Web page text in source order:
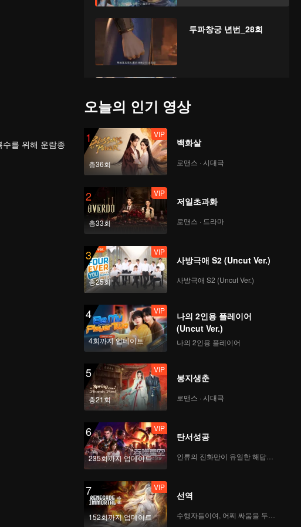
투파창궁 년번_28회
투파창궁 년번_30회
투파창궁 년번_31회
투파창궁 년번_32회
투파창궁 년번_33회
투파창궁 년번_34회
투파창궁 년번_35회
투파창궁 년번_36회
를 위해 운람종
오늘의 인기 영상
1
총36회
VIP
백화살
로맨스 · 시대극
2
총33회
VIP
저일초과화
로맨스 · 드라마
3
총25회
VIP
사방극애 S2 (Uncut Ver.)
사방극애 S2 (Uncut Ver.)
4
4회까지 업데이트
VIP
나의 2인용 플레이어
(Uncut Ver.)
나의 2인용 플레이어
5
총21회
VIP
봉지생춘
로맨스 · 시대극
6
235회까지 업데이트
VIP
탄서성공
인류의 진화만이 유일한 해답이다
7
152회까지 업데이트
VIP
선역